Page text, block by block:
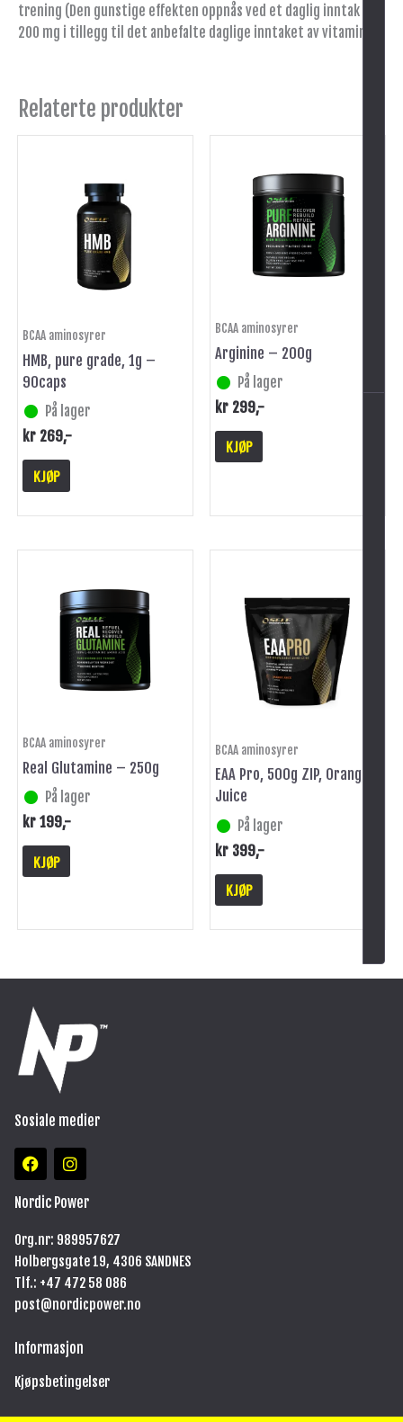
trening (Den gunstige effekten oppnås ved et daglig inntak på
200 mg i tillegg til det anbefalte daglige inntaket av vitamin C).
Relaterte produkter
BCAA aminosyrer
HMB, pure grade, 1g –
90caps
På lager
kr 269,-
KJØP
BCAA aminosyrer
Arginine – 200g
På lager
kr 299,-
KJØP
BCAA aminosyrer
Real Glutamine – 250g
På lager
kr199,-
KJØP
BCAA aminosyrer
EAA Pro, 500g ZIP, Orange
Juice
På lager
kr 399,-
KJØP
Sosiale medier
F
a
c
e
o
o
k
I
n
s
t
g
r
a
m
Nordic Power
Org.nr: 989957627
Holbergsgate 19, 4306 SANDNES
Tlf.: +47 472 58 086
post@nordicpower.no
Informasjon
Kjøpsbetingelser